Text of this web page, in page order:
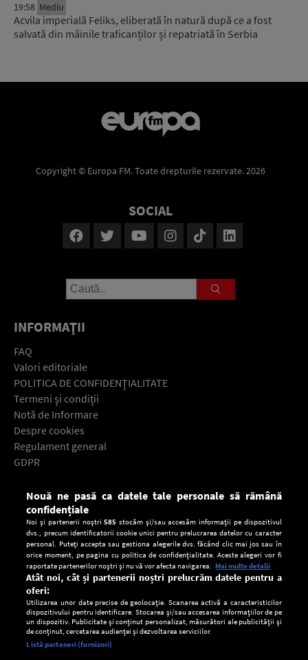
19:58 Mediu
Acvila imperială Feliks, eliberată în natură după ce a fost
salvată din mâinile traficanților și repatriată în Serbia
Copyright © Europa FM. Toate drepturile rezervate. 2026
SOCIAL
INFORMAŢII
FAQ
Valori editoriale
POLITICA DE CONFIDENŢIALITATE
Termeni şi condiţii
Notă de Informare
Despre cookies
Regulament general
GDPR
Descarcă gratuit aplicaţia Europa FM pentru smartphone:
Setări:
Nouă ne pasă ca datele tale personale să rămână
confidențiale
Noi și partenerii noștri585 stocăm și/sau accesăm informații pe dispozitivul
dvs., precum identificatorii cookie unici pentru prelucrarea datelor cu caracter
personal. Puteți accepta sau gestiona alegerile dvs. făcând clic mai jos sau în
orice moment, pe pagina cu politica de confidențialitate. Aceste alegeri vor fi
raportate partenerilor noștri și nu vă vor afecta navigarea. Mai multe detalii
Atât noi, cât și partenerii noștri prelucrăm datele pentru a
oferi:
Utilizarea unor date precise de geolocație. Scanarea activă a caracteristicilor
dispozitivului pentru identificare. Stocarea și/sau accesarea informațiilor de pe
un dispozitiv. Publicitate și conținut personalizat, măsurători ale publicității și
de conținut, cercetarea audienței și dezvoltarea serviciilor.
Listă parteneri (furnizori)